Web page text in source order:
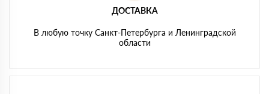
ДОСТАВКА
В любую точку Санкт-Петербурга и Ленинградской
области